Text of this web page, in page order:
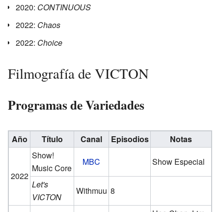
2020: CONTINUOUS
2022: Chaos
2022: Choice
Filmografía de VICTON
Programas de Variedades
Año Título Canal Episodios Notas
2022
Show!
Music Core
MBC
Show Especial
Let's
VICTON
Withmuu 8